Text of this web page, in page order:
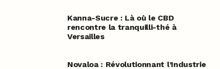
Kanna-Sucre : Là où le CBD
rencontre la tranquilli-thé à
Versailles
Novaloa : Révolutionnant l’Industrie